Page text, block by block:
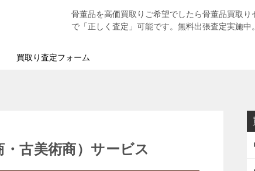
骨董品を高価買取りご希望でしたら骨董品買取
で「正しく査定」可能です。無料出張査定実施中。
買取り査定フォーム
古美術商）サービス